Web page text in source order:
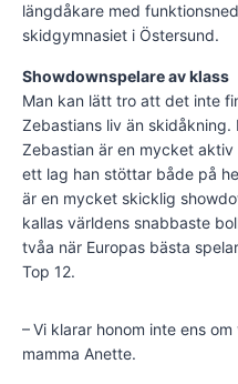
längdåkare med
skidgymnasiet i Östersund.
Showdownspelare av klass
Man kan lätt tro att det inte
Zebastians liv än skid­åkning.
Zebastian är en mycket
ett lag han stöttar både på
är en mycket skicklig
kallas världens snabbaste
tvåa när Europas bästa
Top 12.
– Vi klarar honom inte ens
mamma Anette.